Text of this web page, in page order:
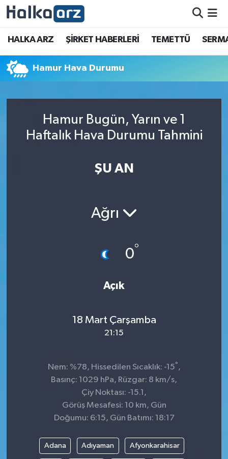
HALKA ARZ ŞİRKET HABERLERİ TEMETTÜ
Hamur Hava Durumu
Hamur Bugün, Yarın ve 1
Haftalık Hava Durumu Tahmini
ŞU AN
Ağrı
0°
Açık
18 Mart Çarşamba
21:15
Nem: %78, Hissedilen Sıcaklık: -15°,
Basınç: 1029 hPa, Rüzgar: 8 km/s,
Çiy Noktası: -15.1,
Görüş Mesafesi: 10 km, Gün
Doğumu: 6:15, Gün Batımı: 18:17
Adana Adıyaman Afyonkarahisar
HALKA ARZ
SERMAYE ARTIRIMI
TEMETTÜ
İletişim